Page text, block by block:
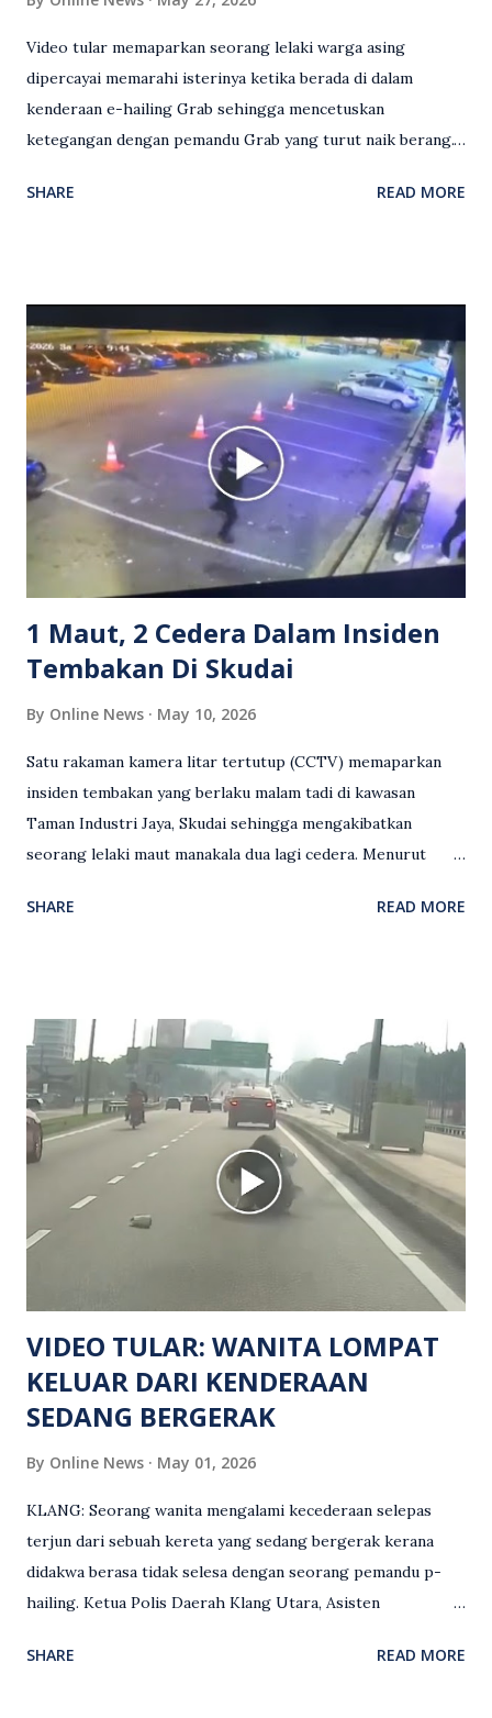
Video tular memaparkan seorang lelaki warga asing
dipercayai memarahi isterinya ketika berada di dalam
kenderaan e-hailing Grab sehingga mencetuskan
ketegangan dengan pemandu Grab yang turut naik berang.
antara seorang lelaki warga asing dengan pemandu Grab
Grab bertindak mempertahankan wanita terbabit sebelum
berlaku pertikaman lidah antara kedua-dua pihak. Video
berkenaan kini tular di media sosial dan mendapat pelbagai
reaksi orang ramai. Antara komen orang awam yang tular di
media sosial mengenai insiden tersebut ialah ramai yang
meluahkan rasa marah terhadap tindakan lelaki berkenaan
serta memuji pemandu Grab kerana campur tangan.
Sebahagian netizen turut meminta pihak berkuasa
mengambil tindakan tegas, manakala ada yang bersimpati
terhadap wanita dipercayai menjadi mangs...
SHARE READ MORE
1 Maut, 2 Cedera Dalam Insiden
Tembakan Di Skudai
By Online News May 10, 2026
Satu rakaman kamera litar tertutup (CCTV) memaparkan
insiden tembakan yang berlaku malam tadi di kawasan
Taman Industri Jaya, Skudai sehingga mengakibatkan
seorang lelaki maut manakala dua lagi cedera. Menurut
kejadian berlaku sekitar jam 11 malam dan pihak polis
hiburan di kawasan berkenaan. Seorang mangsa disahkan
meninggal dunia di lokasi kejadian akibat terkena tembakan,
manakala seorang lagi mangsa mengalami kecederaan.
Turut dipercayai terdapat seorang lagi individu cedera
namun identitinya masih belum dikenal pasti selepas dibawa
keluar dari lokasi oleh kenalannya. Polis kini sedang giat
mengesan dua suspek yang masih bebas bagi membantu
siasatan lanjut. Kes disiasat mengikut Seksyen 302 Kanun
Keseksaan kerana membunuh. Orang ramai yang mempunyai
maklumat diminta t...
SHARE READ MORE
VIDEO TULAR: WANITA LOMPAT
KELUAR DARI KENDERAAN
SEDANG BERGERAK
By Online News May 01, 2026
KLANG: Seorang wanita mengalami kecederaan selepas
terjun dari sebuah kereta yang sedang bergerak kerana
didakwa berasa tidak selesa dengan seorang pemandu p-
hailing. Ketua Polis Daerah Klang Utara, Asisten
(2 Mei), berkata pemandu berusia 47 tahun itu telah
SHARE READ MORE